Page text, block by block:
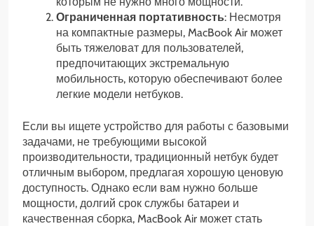
Ограниченная портативность: Несмотря
на компактные размеры, MacBook Air может
быть тяжеловат для пользователей,
предпочитающих экстремальную
мобильность, которую обеспечивают более
легкие модели нетбуков.
Если вы ищете устройство для работы с базовыми
задачами, не требующими высокой
производительности, традиционный нетбук будет
отличным выбором, предлагая хорошую ценовую
доступность. Однако если вам нужно больше
мощности, долгий срок службы батареи и
качественная сборка, MacBook Air может стать